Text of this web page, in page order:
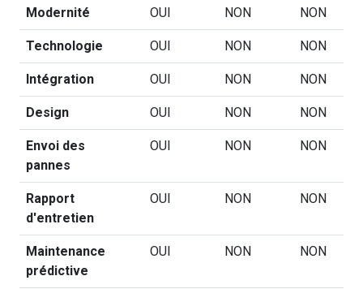
Modernité OUI NON NON
Technologie OUI NON NON
Intégration OUI NON NON
Design OUI NON NON
Envoi des
pannes
OUI NON NON
Rapport
d'entretien
OUI NON NON
Maintenance
prédictive
OUI NON NON